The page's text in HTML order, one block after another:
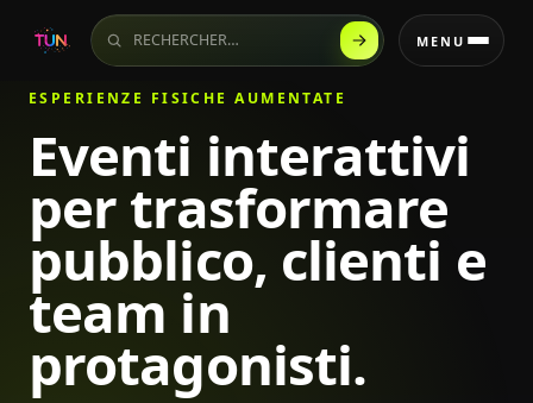
Rechercher sur le site MENU
ESPERIENZE FISICHE AUMENTATE
Eventi interattivi
per trasformare
pubblico, clienti e
team in
protagonisti.